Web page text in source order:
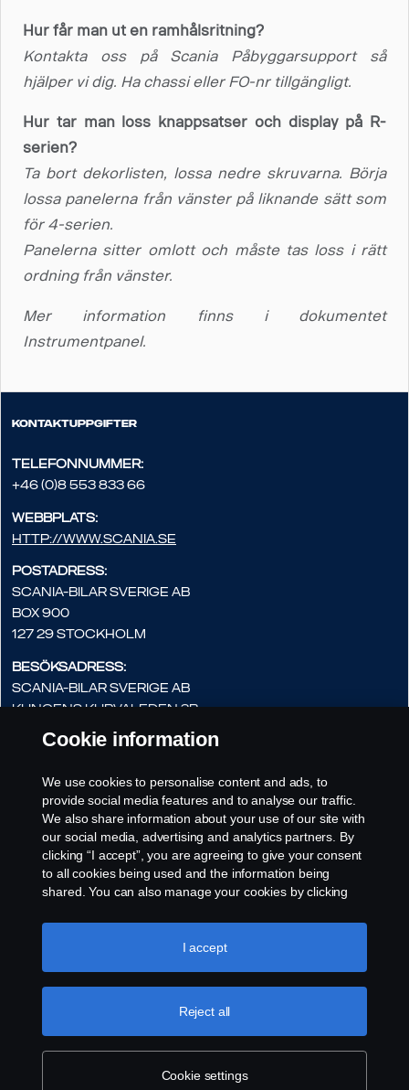
Hur får man ut en ramhålsritning?
Kontakta oss på Scania Påbyggarsupport så
hjälper vi dig. Ha chassi eller FO-nr tillgängligt.
Hur tar man loss knappsatser och display på R-
serien?
Ta bort dekorlisten, lossa nedre skruvarna. Börja
lossa panelerna från vänster på liknande sätt som
för 4-serien.
Panelerna sitter omlott och måste tas loss i rätt
ordning från vänster.
Mer information finns i dokumentet
Instrumentpanel.
Kontaktuppgifter
Telefonnummer:
+46 (0)8 553 833 66
Webbplats:
http://www.scania.se
Postadress:
Scania-Bilar Sverige AB
Box 900
127 29 Stockholm
Besöksadress:
Scania-Bilar Sverige AB
Kungens Kurvaleden 3B
141 75 Kungens Kurva
pabyggarsupport.scaniasverige
@scania.com
Cookie information
We use cookies to personalise content and ads, to
provide social media features and to analyse our traffic.
We also share information about your use of our site with
our social media, advertising and analytics partners. By
clicking “I accept”, you are agreeing to give your consent
to all cookies being used and the information being
shared. You can also manage your cookies by clicking
like to accept. For a more detailed explanation of how we
use cookies, please visit our cookies section, which you
Cookie settings
Reject all
I accept